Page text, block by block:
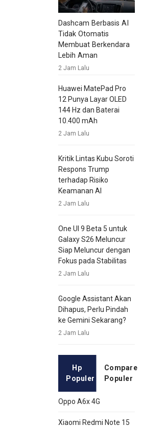
Dashcam Berbasis AI
Tidak Otomatis
Membuat Berkendara
Lebih Aman
2 Jam Lalu
Huawei MatePad Pro
12 Punya Layar OLED
144 Hz dan Baterai
10.400 mAh
2 Jam Lalu
Kritik Lintas Kubu Soroti
Respons Trump
terhadap Risiko
Keamanan AI
2 Jam Lalu
One UI 9 Beta 5 untuk
Galaxy S26 Meluncur
Siap Meluncur dengan
Fokus pada Stabilitas
2 Jam Lalu
Google Assistant Akan
Dihapus, Perlu Pindah
ke Gemini Sekarang?
2 Jam Lalu
Hp
Populer
Compare
Populer
Oppo A6x 4G
Xiaomi Redmi Note 15